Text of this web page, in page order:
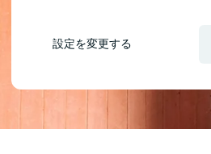
設定を変更する